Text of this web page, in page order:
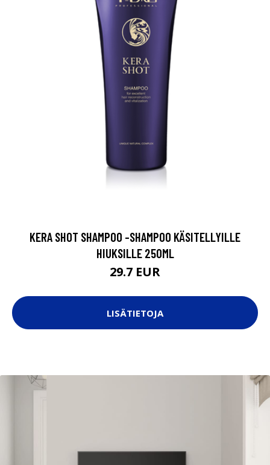
KERA SHOT SHAMPOO -SHAMPOO KÄSITELLYILLE
HIUKSILLE 250ML
29.7 EUR
LISÄTIETOJA